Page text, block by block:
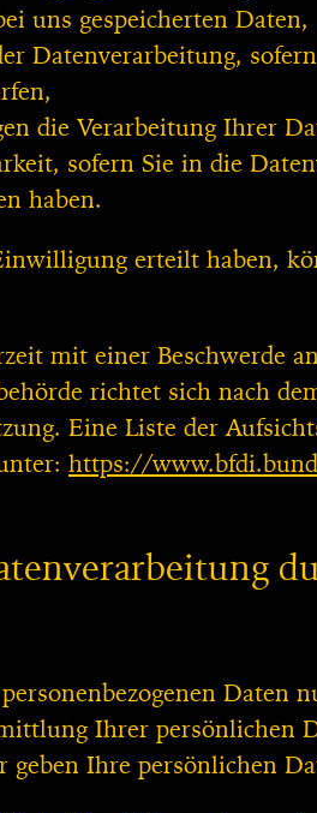
uns gespeicherten Daten,
Datenverarbeitung,
die Verarbeitung Ihrer
sofern Sie in die
haben.
erteilt haben,
mit einer Beschwerde
richtet sich nach
Eine Liste der
https://
Daten
Ihrer persönlichen
Ihre persönlichen